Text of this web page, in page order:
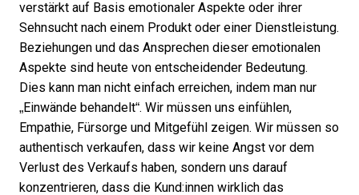
verstärkt auf Basis emotionaler Aspekte oder ihrer
Sehnsucht nach einem Produkt oder einer Dienstleistung.
Beziehungen und das Ansprechen dieser emotionalen
Aspekte sind heute von entscheidender Bedeutung.
Dies kann man nicht einfach erreichen, indem man nur
„Einwände behandelt“. Wir müssen uns einfühlen,
Empathie, Fürsorge und Mitgefühl zeigen. Wir müssen so
authentisch verkaufen, dass wir keine Angst vor dem
Verlust des Verkaufs haben, sondern uns darauf
konzentrieren, dass die Kund:innen wirklich das